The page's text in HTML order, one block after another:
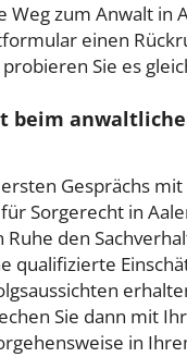
Weg zum Anwalt in
einen
Sie es
beim
Gesprächs
Sorgerecht in
Ruhe den
qualifizierte
Sie dann mit
in